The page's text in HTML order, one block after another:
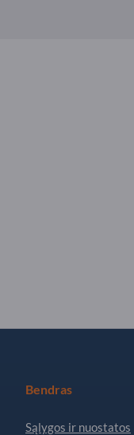
Bendras
Sąlygos ir nuostatos